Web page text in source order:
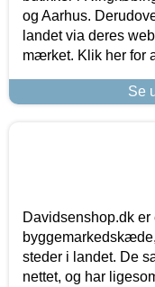
og Aarhus.
landet via deres
mærket. Klik her for
Se
Davidsenshop.dk
steder i landet. De
nettet, og har